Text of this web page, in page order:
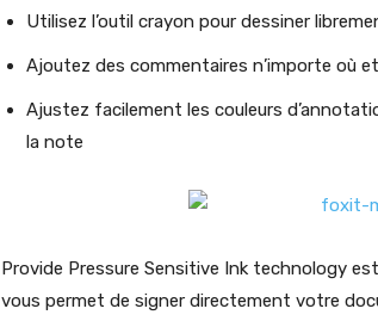
Utilisez l’outil crayon pour dessiner
Ajoutez des commentaires n’importe où
Ajustez facilement les couleurs
la note
Provide Pressure Sensitive Ink technology
vous permet de signer directement votre